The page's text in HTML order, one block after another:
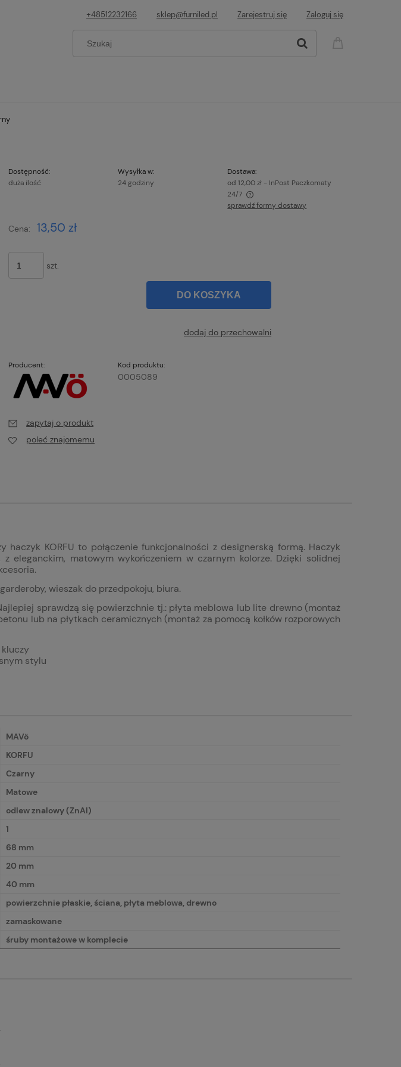
+48512232166 sklep@furniled.pl Zarejestruj się Zaloguj się
Dostępność:
duża ilość
Wysyłka w:
24 godziny
Dostawa:
od 12,00 zł - InPost Paczkomaty
24/7
sprawdź formy dostawy
Cena: 13,50 zł
szt.
DO KOSZYKA
dodaj do przechowalni
Producent: Kod produktu:
0005089
zapytaj o produkt
poleć znajomemu
KORFU to połączenie funkcjonalności z designerską formą. Haczyk
eleganckim, matowym wykończeniem w czarnym kolorze. Dzięki solidnej
wieszak do przedpokoju, biura.
sprawdzą się powierzchnie tj.: płyta meblowa lub lite drewno (montaż
lub na płytkach ceramicznych (montaż za pomocą kołków rozporowych
stylu
MAVö
KORFU
Czarny
Matowe
odlew znalowy (ZnAl)
1
68 mm
20 mm
40 mm
powierzchnie płaskie, ściana, płyta meblowa, drewno
zamaskowane
śruby montażowe w komplecie